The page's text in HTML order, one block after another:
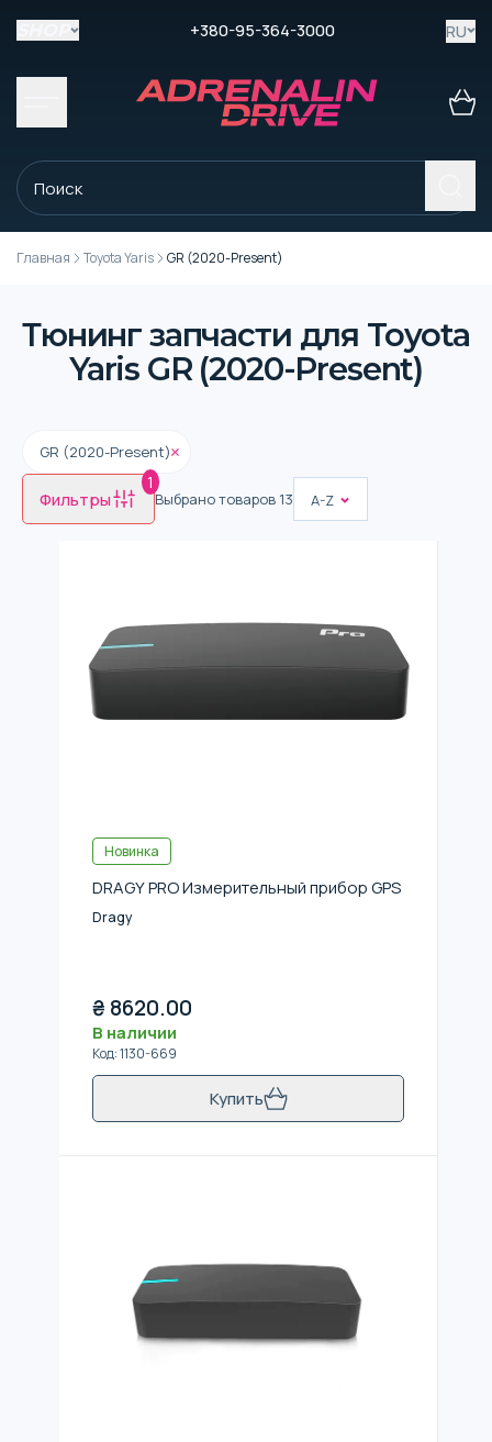
+380-95-364-3000 RU
Главная Toyota Yaris GR (2020-Present)
Тюнинг запчасти для Toyota
Yaris GR (2020-Present)
GR (2020-Present)
Фильтры
1
Выбрано товаров 13 A-Z
Новинка
DRAGY PRO Измерительный прибор GPS
Dragy
₴ 8620.00
В наличии
Код:1130-669
Купить